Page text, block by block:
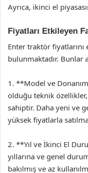
Ayrıca, ikinci el
Fiyatları Etkileyen
Enter traktör
bulunmaktadır. Bunlar
1. **Model ve
olduğu teknik
sahiptir. Daha yeni ve
yüksek fiyatlarla
2. **Yıl ve İkinci El
yıllarına ve genel
bakılmış ve az